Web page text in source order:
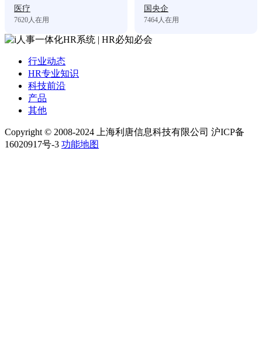
医疗
7620人在用
国央企
7464人在用
行业动态
HR专业知识
科技前沿
产品
其他
Copyright © 2008-2024 上海利唐信息科技有限公司 沪ICP备
16020917号-3 功能地图